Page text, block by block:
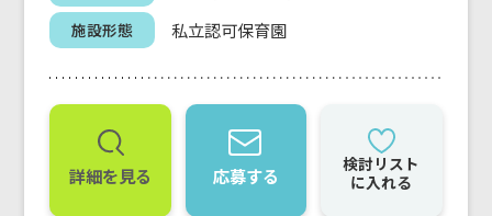
施設形態 私立認可保育園
詳細を見る 応募する
検討リスト
に入れる